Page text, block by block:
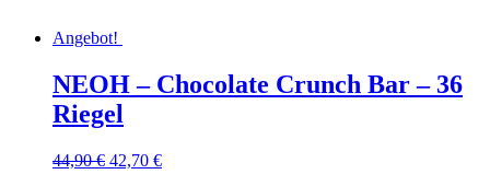
Angebot!
NEOH – Chocolate Crunch Bar – 36
Riegel
44,90€ Ursprünglicher
42,70 €Aktueller